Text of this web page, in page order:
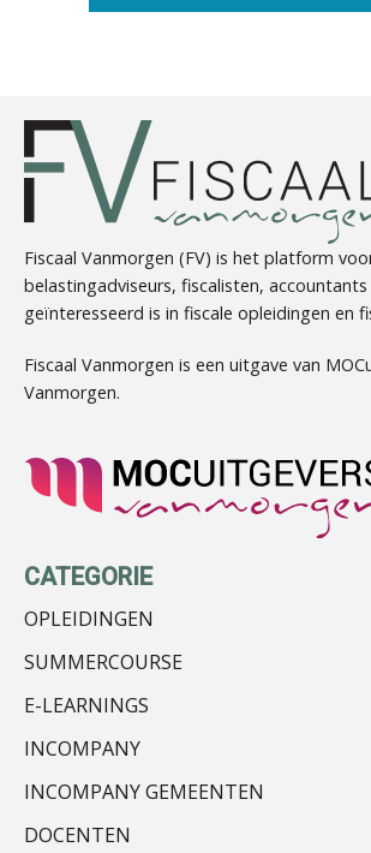
Joost Diks
Kees Beishuizen
Fiscaal Vanmorgen (FV) is het platform
belastingadviseurs, fiscalisten,
geïnteresseerd is in fiscale opleidingen en
Fiscaal Vanmorgen is een uitgave van
Vanmorgen.
CATEGORIE
OPLEIDINGEN
SUMMERCOURSE
E-LEARNINGS
INCOMPANY
INCOMPANY GEMEENTEN
DOCENTEN